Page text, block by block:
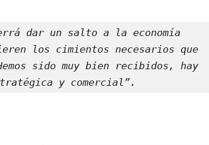
dar un salto a la economía
los cimientos necesarios que
sido muy bien recibidos, hay
y comercial”.